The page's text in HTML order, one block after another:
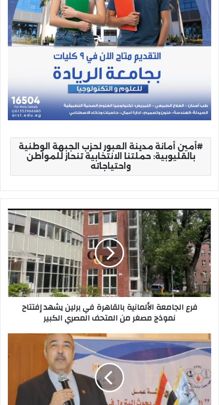
أمين أمانة مدينة العبور لحزب الجبهة الوطنية
بالقليوبية: حملتنا الانتخابية تنحاز للمواطن
واحتياجاته
فرع
الجامعة
الألمانية
بالقاهرة
في
برلين
يشهد
إفتتاح
نموذج
مصغر
الكبير
فرع الجامعة الألمانية بالقاهرة في برلين يشهد إفتتاح
نموذج مصغر من المتحف المصري الكبير
معهد
بحوث
البترول
يواصل
دوره
الريادي
في